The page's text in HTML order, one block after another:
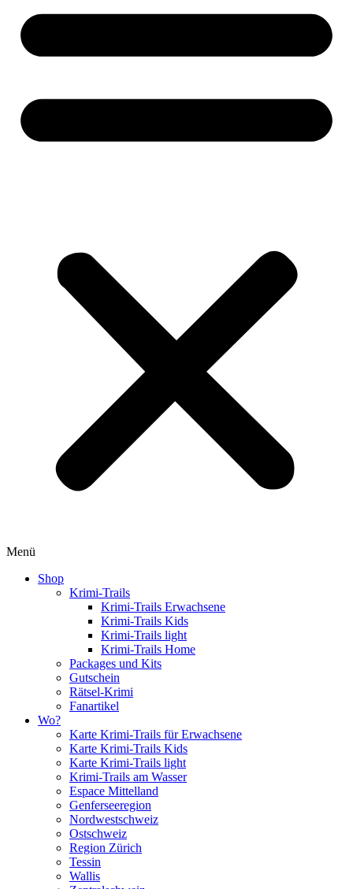
Menü
Shop
Krimi-Trails
Krimi-Trails Erwachsene
Krimi-Trails Kids
Krimi-Trails light
Krimi-Trails Home
Packages und Kits
Gutschein
Rätsel-Krimi
Fanartikel
Wo?
Karte Krimi-Trails für Erwachsene
Karte Krimi-Trails Kids
Karte Krimi-Trails light
Krimi-Trails am Wasser
Espace Mittelland
Genferseeregion
Nordwestschweiz
Ostschweiz
Region Zürich
Tessin
Wallis